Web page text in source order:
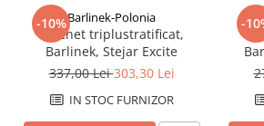
-10%Barlinek-Polonia
Parchet triplustratificat,
Barlinek, Stejar Excite
337,00 Lei303,30 Lei
IN STOC FURNIZOR
-